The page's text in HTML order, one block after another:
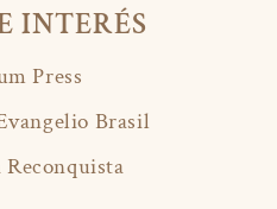
INTERÉS
Press
Brasil